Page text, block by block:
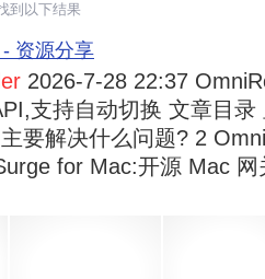
到以下结果
资源分享
2026-7-28 22:37
支持自动切换 文章目
要解决什么问题? 2
for Mac:开源 Mac